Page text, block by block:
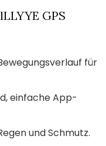
GPS
für
einfache App-
und Schmutz.